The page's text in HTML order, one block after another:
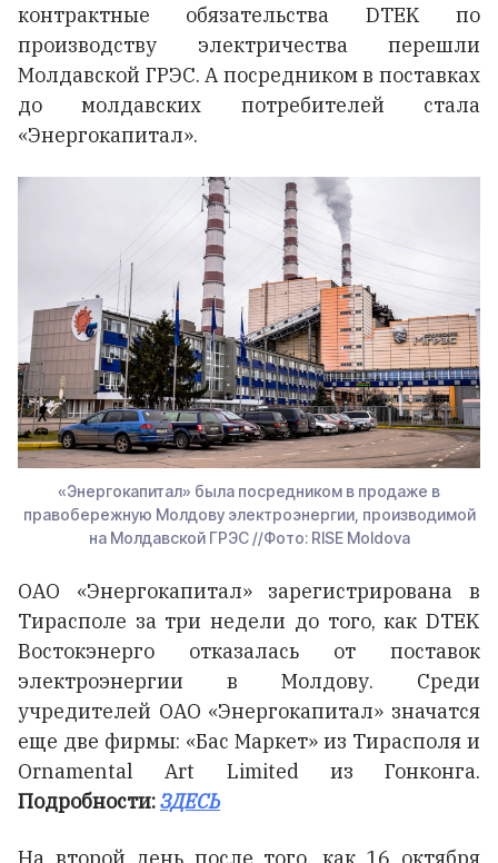
контрактные обязательства DTEK по
производству электричества перешли
Молдавской ГРЭС. А посредником в поставках
до молдавских потребителей стала
«Энергокапитал».
«Энергокапитал» была посредником в продаже в
правобережную Молдову электроэнергии, производимой
на Молдавской ГРЭС //Фото: RISE Moldova
ОАО «Энергокапитал» зарегистрирована в
Тирасполе за три недели до того, как DTEK
Востокэнерго отказалась от поставок
электроэнергии в Молдову. Среди
учредителей ОАО «Энергокапитал» значатся
еще две фирмы: «Бас Маркет» из Тирасполя и
Ornamental Art Limited из Гонконга.
Подробности:ЗДЕСЬ
На второй день после того, как 16 октября